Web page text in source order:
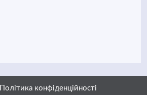
Політика конфіденційності